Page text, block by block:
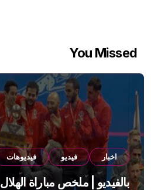
You Missed
اخبار فيديو فيديوهات